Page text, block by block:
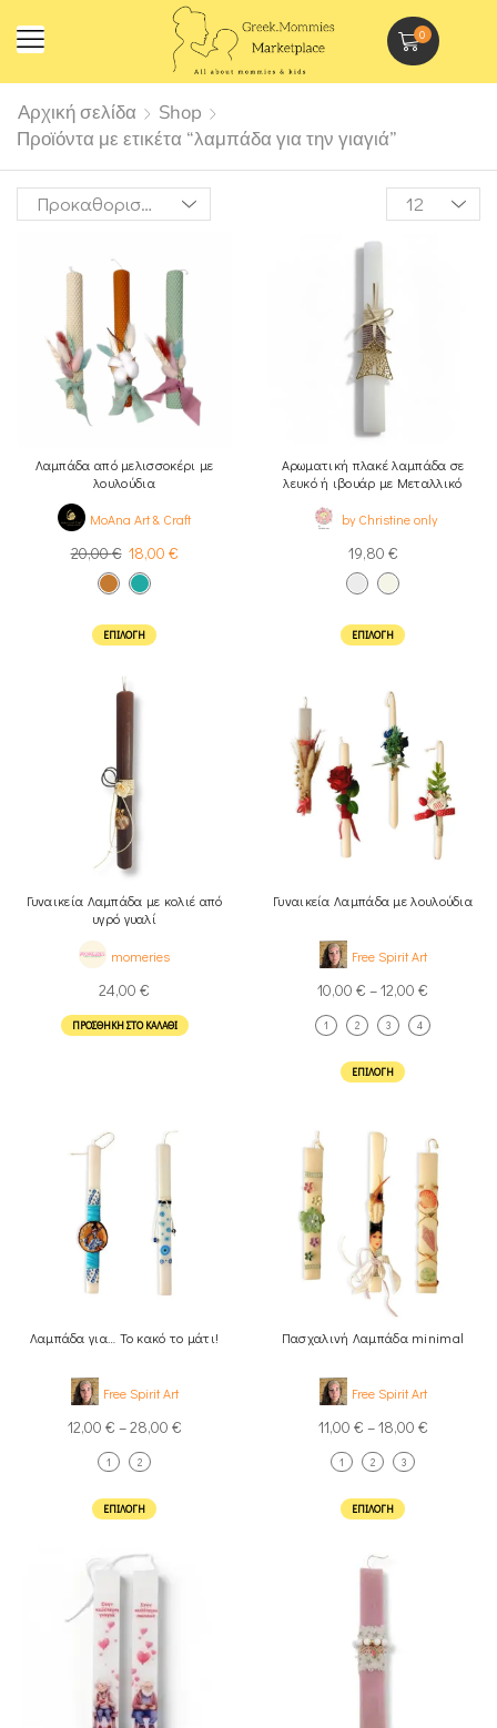
0
Αρχική σελίδα
Shop
Προϊόντα με ετικέτα “λαμπάδα για την γιαγιά”
Λαμπάδα από μελισσοκέρι με
λουλούδια
MoAna Art & Craft
20,00€ 18,00 €
ΕΠΙΛΟΓΉ
Αρωματική πλακέ λαμπάδα σε
λευκό ή ιβουάρ με Μεταλλικό
by Christine only
19,80 €
ΕΠΙΛΟΓΉ
Γυναικεία Λαμπάδα με κολιέ από
υγρό γυαλί
momeries
24,00 €
ΠΡΟΣΘΉΚΗ ΣΤΟ ΚΑΛΆΘΙ
Γυναικεία Λαμπάδα με λουλούδια
Free Spirit Art
10,00 € –12,00 €
1 2 3 4
ΕΠΙΛΟΓΉ
Λαμπάδα για… Το κακό το μάτι!
Free Spirit Art
12,00 € –28,00 €
1 2
ΕΠΙΛΟΓΉ
Πασχαλινή Λαμπάδα minimal
Free Spirit Art
11,00 € –18,00 €
1 2 3
ΕΠΙΛΟΓΉ